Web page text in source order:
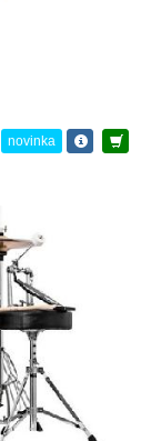
novinka